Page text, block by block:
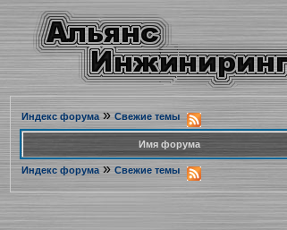
Индекс форума» Свежие темы
Имя форума
Индекс форума » Свежие темы